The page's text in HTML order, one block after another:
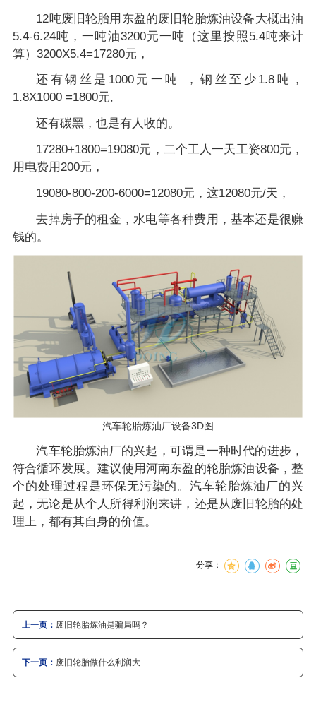
12吨废旧轮胎用东盈的废旧轮胎炼油设备大概出油
5.4-6.24吨，一吨油3200元一吨（这里按照5.4吨来计
算）3200X5.4=17280元，
还有钢丝是1000元一吨 ，钢丝至少1.8吨，
1.8X1000 =1800元,
还有碳黑，也是有人收的。
17280+1800=19080元，二个工人一天工资800元，
用电费用200元，
19080-800-200-6000=12080元，这12080元/天，
去掉房子的租金，水电等各种费用，基本还是很赚
钱的。
汽车轮胎炼油厂设备3D图
汽车轮胎炼油厂的兴起，可谓是一种时代的进步，
符合循环发展。建议使用河南东盈的轮胎炼油设备，整
个的处理过程是环保无污染的。汽车轮胎炼油厂的兴
起，无论是从个人所得利润来讲，还是从废旧轮胎的处
理上，都有其自身的价值。
分享：
上一页： 废旧轮胎炼油是骗局吗？
下一页： 废旧轮胎做什么利润大